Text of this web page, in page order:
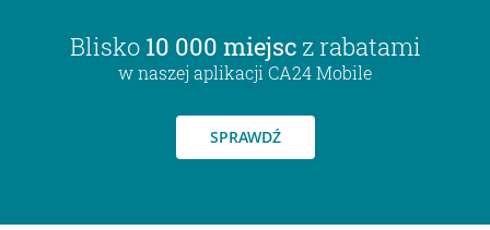
Blisko 10 000 miejsc z rabatami
w naszej aplikacji CA24 Mobile
SPRAWDŹ